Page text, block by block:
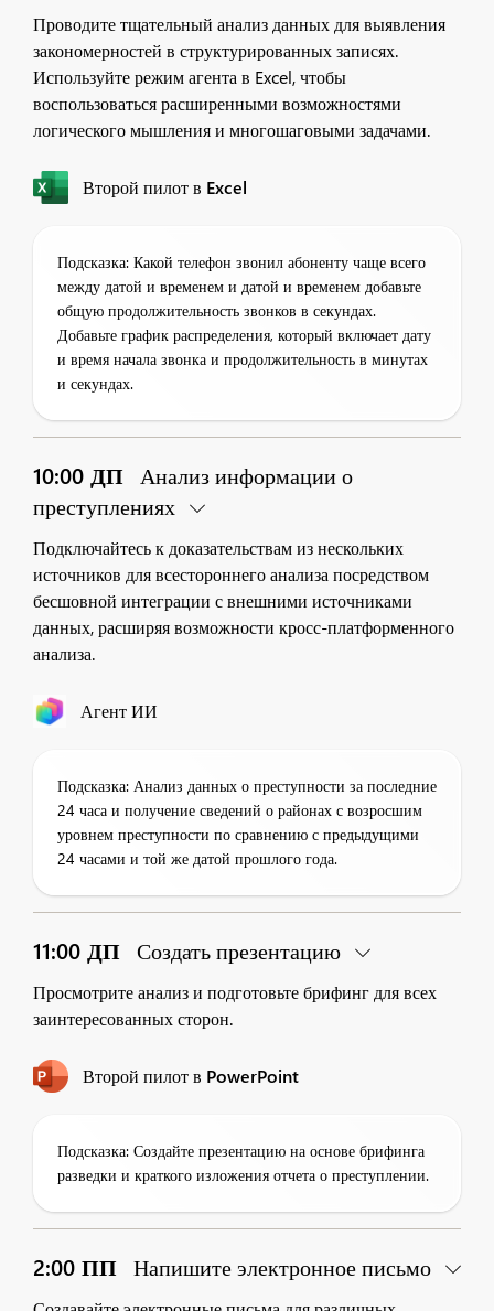
Проводите тщательный анализ данных для выявления
закономерностей в структурированных записях.
Используйте режим агента в Excel, чтобы
воспользоваться расширенными возможностями
логического мышления и многошаговыми задачами.
Второй пилот в Excel
Подсказка: Какой телефон звонил абоненту чаще всего
между датой и временем и датой и временем добавьте
общую продолжительность звонков в секундах.
Добавьте график распределения, который включает дату
и время начала звонка и продолжительность в минутах
и секундах.
10:00 ДП
Анализ информации о
преступлениях
Подключайтесь к доказательствам из нескольких
источников для всестороннего анализа посредством
бесшовной интеграции с внешними источниками
данных, расширяя возможности кросс-платформенного
анализа.
Агент ИИ
Подсказка: Анализ данных о преступности за последние
24 часа и получение сведений о районах с возросшим
уровнем преступности по сравнению с предыдущими
24 часами и той же датой прошлого года.
11:00 ДП Создать презентацию
Просмотрите анализ и подготовьте брифинг для всех
заинтересованных сторон.
Второй пилот в PowerPoint
Подсказка: Создайте презентацию на основе брифинга
разведки и краткого изложения отчета о преступлении.
2:00 ПП Напишите электронное письмо